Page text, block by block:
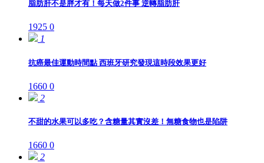
脂肪肝不是胖才有！每天做2件事 逆轉脂肪肝
1925 0
1
抗癌最佳運動時間點 西班牙研究發現這時段效果更好
1660 0
2
不甜的水果可以多吃？含糖量其實沒差！無糖食物也是陷阱
1660 0
2